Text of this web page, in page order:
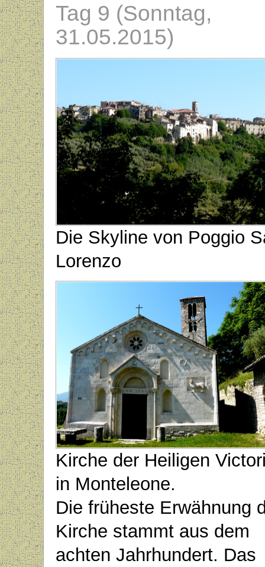
Tag 9 (Sonntag,
31.05.2015)
Die Skyline von Poggio
Lorenzo
Kirche der Heiligen
in Monteleone.
Die früheste Erwähnung
Kirche stammt aus dem
achten Jahrhundert. Das